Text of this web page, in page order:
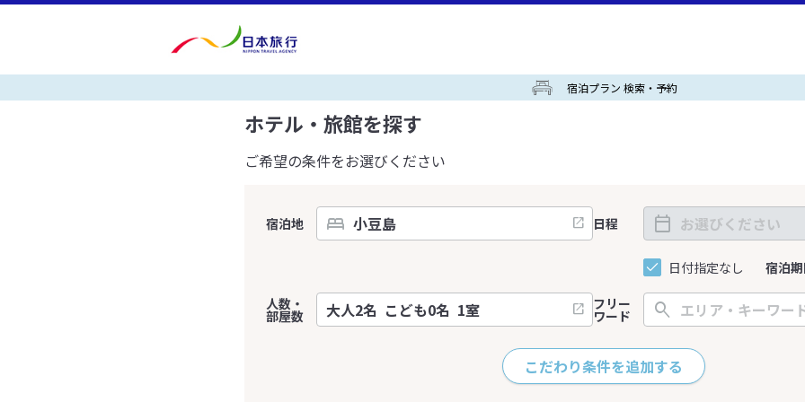
宿泊プラン 検索・予約
ホテル・旅館を探す
ご希望の条件をお選びください
宿泊地 日程
日付指定なし 宿泊
人数・
部屋数
フリー
ワード
こだわり条件を追加する